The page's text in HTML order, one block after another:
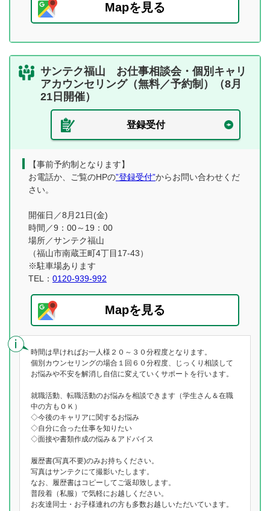
Mapを見る
サンテク福山 お仕事相談会・個別キャリ
アカウンセリング（無料／予約制）（8月
21日開催）
登録受付
【事前予約制となります】
お電話か、ご覧のHPの”登録受付”からお問い合わせくだ
さい。
開催日／8月21日(金)
時間／9：00～19：00
場所／サンテク福山
（福山市南蔵王町4丁目17-43）
※駐車場あります
TEL： 0120-939-992
Mapを見る
時間は早ければお一人様２０～３０分程度となります。
個別カウンセリングの場合１回６０分程度、じっくり相談して
お悩みや不安を解消し自信に変えていくサポートを行います。
就職活動、転職活動のお悩みを相談できます（学生さん＆在職
中の方もＯＫ）
◇今後のキャリアに関するお悩み
◇自分に合った仕事を知りたい
◇面接や書類作成の悩み＆アドバイス
履歴書(写真不要)のみお持ちください。
写真はサンテクにて撮影いたします。
なお、履歴書はコピーしてご返却致します。
普段着（私服）で気軽にお越しください。
お友達同士・お子様連れの方も多数お越しいただいています。